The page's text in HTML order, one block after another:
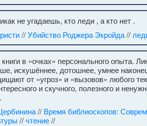
не угадаешь, кто леди , а кто нет .
//Убийство Роджера Экройда//
в «очках» персонального опыта.
искушённее, дотошнее, умнее
от «угроз» и «вызовов» любого
и скучного, полезного и
// Время библиоскопов:
//чтение//